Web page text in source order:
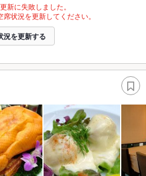
新に失敗しました。
状況を更新してください。
況を更新する